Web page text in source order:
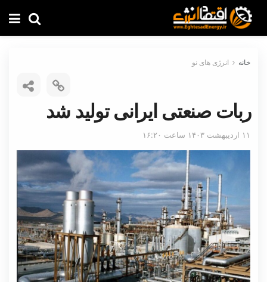
خانه انرژی های نو
ربات صنعتی ایرانی تولید شد
۱۱ اردیبهشت ۱۴۰۳ ساعت ۱۶:۲۰